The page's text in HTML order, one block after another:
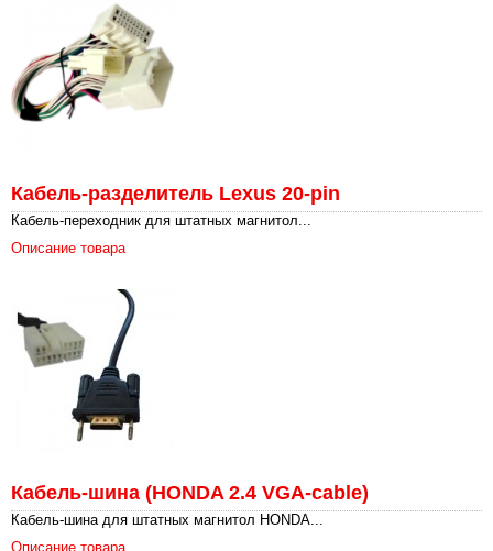
Кабель-разделитель Lexus 20-pin
Кабель-переходник для штатных магнитол...
Описание товара
Кабель-шина (HONDA 2.4 VGA-cable)
Кабель-шина для штатных магнитол HONDA...
Описание товара